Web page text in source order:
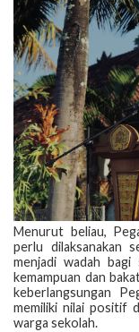
Menurut beliau,
perlu dilaksanakan
menjadi wadah bagi
kemampuan dan
keberlangsungan
memiliki nilai positif
warga sekolah.